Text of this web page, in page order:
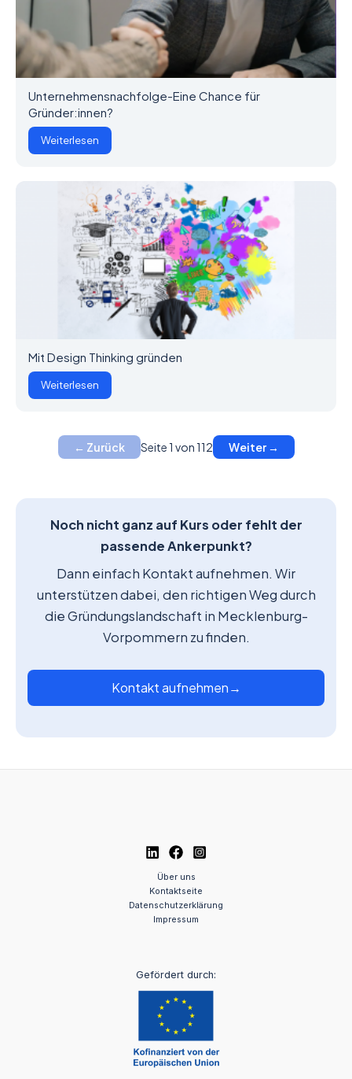
Unternehmensnachfolge-Eine Chance für
Gründer:innen?
Weiterlesen
Mit Design Thinking gründen
Weiterlesen
← Zurück Seite 1 von 112 Weiter →
Noch nicht ganz auf Kurs oder fehlt der
passende Ankerpunkt?
Dann einfach Kontakt aufnehmen. Wir
unterstützen dabei, den richtigen Weg durch
die Gründungslandschaft in Mecklenburg-
Vorpommern zu finden.
Kontakt aufnehmen→
Über uns
Kontaktseite
Datenschutzerklärung
Impressum
Gefördert durch: